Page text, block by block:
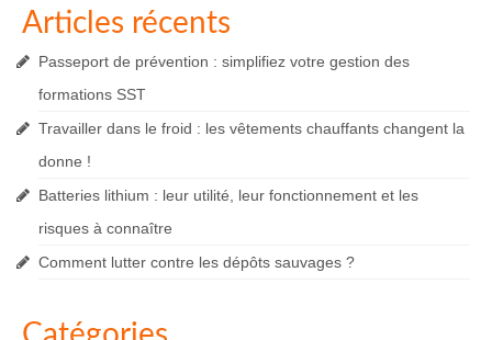
Articles récents
Passeport de prévention : simplifiez votre gestion des
formations SST
Travailler dans le froid : les vêtements chauffants changent la
donne !
Batteries lithium : leur utilité, leur fonctionnement et les
risques à connaître
Comment lutter contre les dépôts sauvages ?